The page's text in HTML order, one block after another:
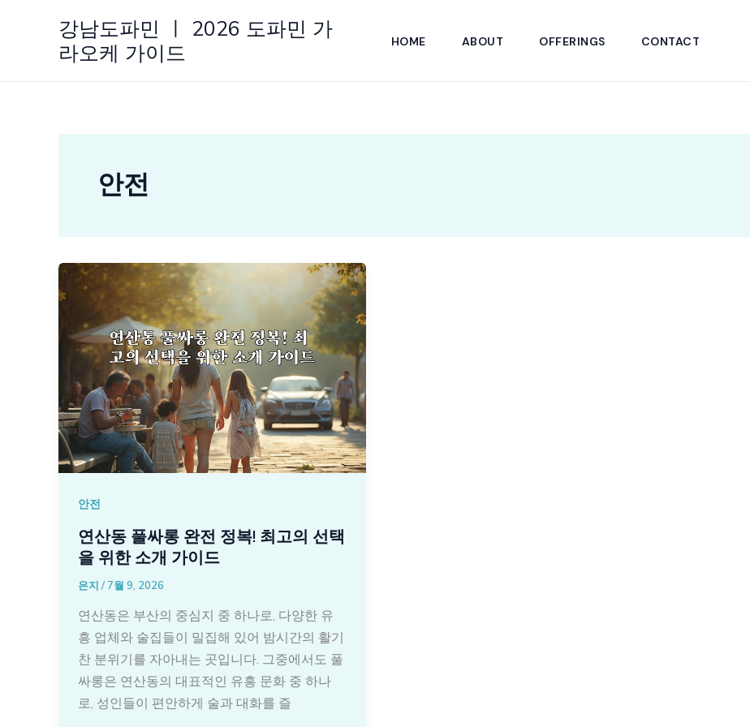
강남도파민 ㅣ 2026 도파민 가
라오케 가이드
HOME ABOUT OFFERINGS CONTACT
안전
안전
연산동 풀싸롱 완전 정복! 최고의 선택
을 위한 소개 가이드
은지 / 7월 9, 2026
연산동은 부산의 중심지 중 하나로, 다양한 유
흥 업체와 술집들이 밀집해 있어 밤시간의 활기
찬 분위기를 자아내는 곳입니다. 그중에서도 풀
싸롱은 연산동의 대표적인 유흥 문화 중 하나
로, 성인들이 편안하게 술과 대화를 즐